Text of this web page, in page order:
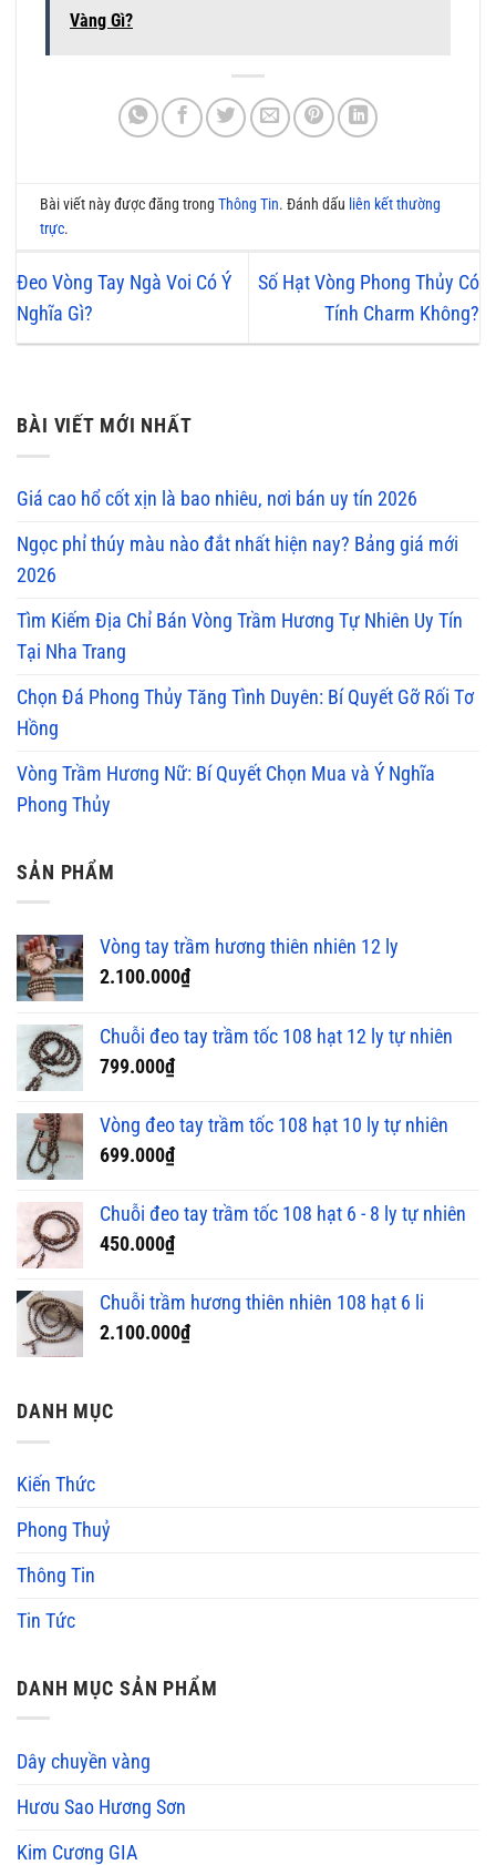
Vàng Gì?
Bài viết này được đăng trongThông Tin. Đánh dấu liên kết thường
trực.
Đeo Vòng Tay Ngà Voi Có Ý
Nghĩa Gì?
Số Hạt Vòng Phong Thủy Có
Tính Charm Không?
BÀI VIẾT MỚI NHẤT
Giá cao hổ cốt xịn là bao nhiêu, nơi bán uy tín 2026
Ngọc phỉ thúy màu nào đắt nhất hiện nay? Bảng giá mới
2026
Tìm Kiếm Địa Chỉ Bán Vòng Trầm Hương Tự Nhiên Uy Tín
Tại Nha Trang
Chọn Đá Phong Thủy Tăng Tình Duyên: Bí Quyết Gỡ Rối Tơ
Hồng
Vòng Trầm Hương Nữ: Bí Quyết Chọn Mua và Ý Nghĩa
Phong Thủy
SẢN PHẨM
Vòng tay trầm hương thiên nhiên 12 ly
2.100.000₫
Chuỗi đeo tay trầm tốc 108 hạt 12 ly tự nhiên
799.000₫
Vòng đeo tay trầm tốc 108 hạt 10 ly tự nhiên
699.000₫
Chuỗi đeo tay trầm tốc 108 hạt 6 - 8 ly tự nhiên
450.000₫
Chuỗi trầm hương thiên nhiên 108 hạt 6 li
2.100.000₫
DANH MỤC
Kiến Thức
Phong Thuỷ
Thông Tin
Tin Tức
DANH MỤC SẢN PHẨM
Dây chuyền vàng
Hươu Sao Hương Sơn
Kim Cương GIA